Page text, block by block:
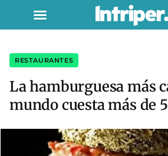
RESTAURANTES
La hamburguesa más
mundo cuesta más de